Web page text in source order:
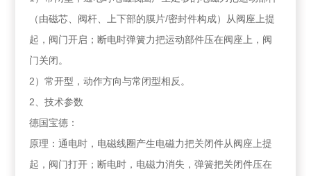
（由磁芯、阀杆、上下部的膜片/密封件构成）从阀座上提
起，阀门开启；断电时弹簧力把运动部件压在阀座上，阀
门关闭。
2）常开型，动作方向与常闭型相反。
2、技术参数
德国宝德：
原理：通电时，电磁线圈产生电磁力把关闭件从阀座上提
起，阀门打开；断电时，电磁力消失，弹簧把关闭件压在